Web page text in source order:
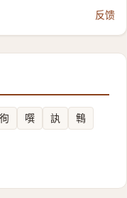
反馈
徇 噀 訙
鶽